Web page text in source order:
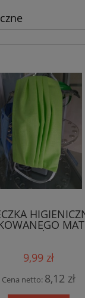
UŻYTKU ,
9,99 zł
Cena netto: 8,12 zł